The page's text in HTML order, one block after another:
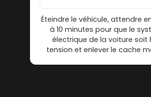
Éteindre le véhicule, attendre
à 10 minutes pour que le
électrique de la voiture soit
tension et enlever le cache